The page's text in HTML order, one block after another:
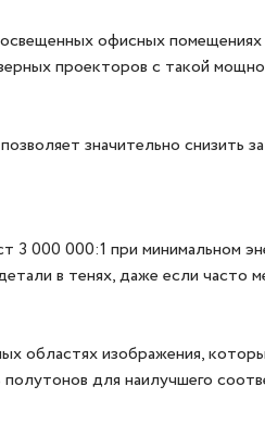
офисных помещениях
проекторов с такой
значительно снизить
3 000 000:1 при минимальном
в тенях, даже если часто
областях изображения,
для наилучшего